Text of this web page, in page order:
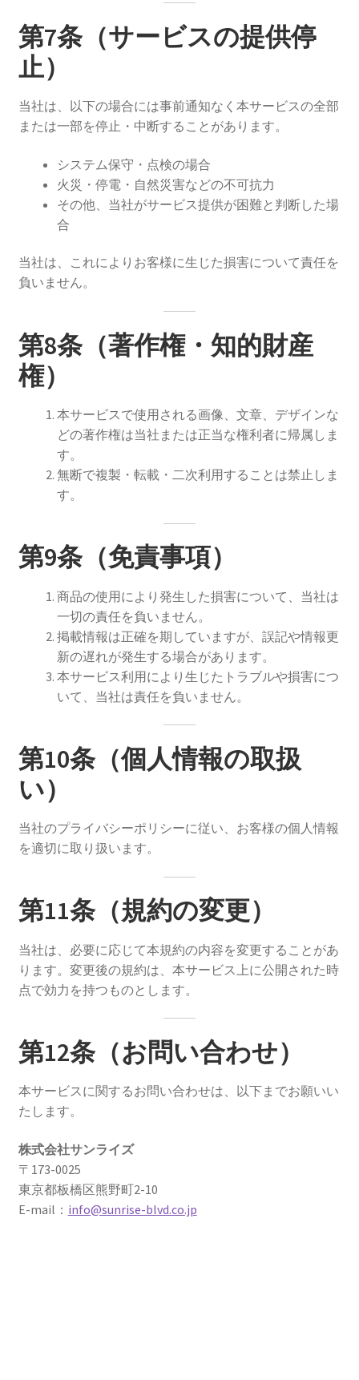
第7条（サービスの提供停
止）
当社は、以下の場合には事前通知なく本サービスの全部
または一部を停止・中断することがあります。
システム保守・点検の場合
火災・停電・自然災害などの不可抗力
その他、当社がサービス提供が困難と判断した場
合
当社は、これによりお客様に生じた損害について責任を
負いません。
第8条（著作権・知的財産
権）
本サービスで使用される画像、文章、デザインな
どの著作権は当社または正当な権利者に帰属しま
す。
無断で複製・転載・二次利用することは禁止しま
す。
第9条（免責事項）
商品の使用により発生した損害について、当社は
一切の責任を負いません。
掲載情報は正確を期していますが、誤記や情報更
新の遅れが発生する場合があります。
本サービス利用により生じたトラブルや損害につ
いて、当社は責任を負いません。
第10条（個人情報の取扱
い）
当社のプライバシーポリシーに従い、お客様の個人情報
を適切に取り扱います。
第11条（規約の変更）
当社は、必要に応じて本規約の内容を変更することがあ
ります。変更後の規約は、本サービス上に公開された時
点で効力を持つものとします。
第12条（お問い合わせ）
本サービスに関するお問い合わせは、以下までお願いい
たします。
株式会社サンライズ
〒173-0025
東京都板橋区熊野町2-10
E-mail： info@sunrise-blvd.co.jp